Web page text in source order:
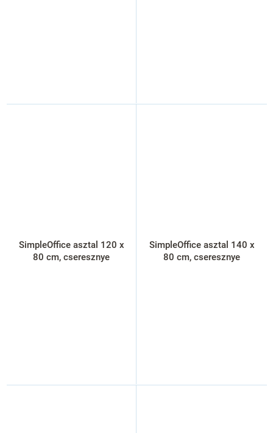
SimpleOffice asztal 120 x
80 cm, cseresznye
SimpleOffice asztal 140 x
80 cm, cseresznye